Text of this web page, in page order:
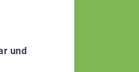
und